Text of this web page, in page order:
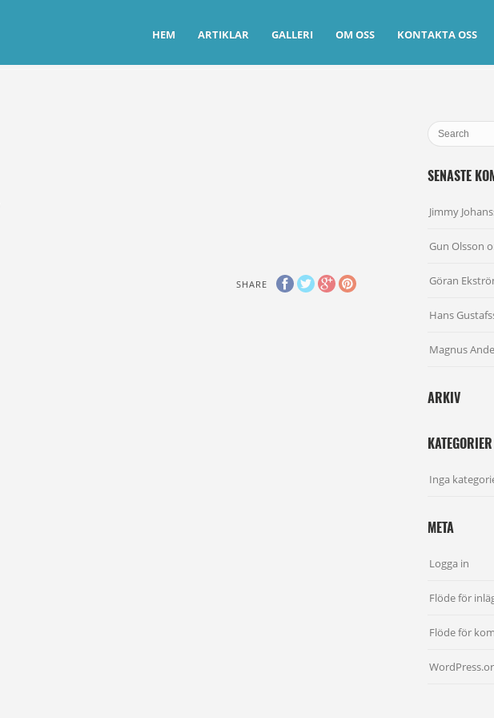
HEM ARTIKLAR GALLERI OM OSS KONTAKTA OSS
SHARE
SENASTE
Jimmy
Gun Olsson
Göran
Hans
Magnus
ARKIV
KATEGORIER
Inga
META
Logga in
Flöde för
Flöde för